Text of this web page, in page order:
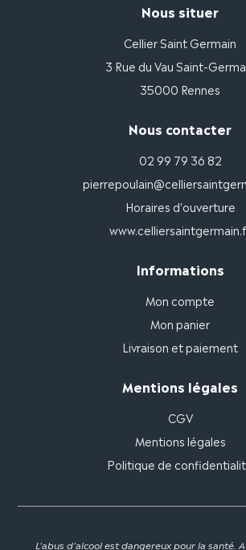
Nous situer
Cellier Saint Germain
3 Rue du Vau Saint-
35000 Rennes
Nous contacter
02 99 79 36 82
Horaires d'ouverture
Informations
Mon compte
Mon panier
Livraison et paiement
Mentions légales
CGV
Mentions légales
Politique de
L'abus d'alcool est dangereux pour la santé.